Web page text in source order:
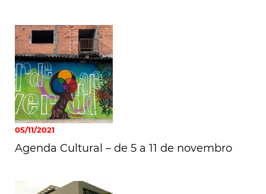
05/11/2021
Agenda Cultural – de 5 a 11 de novembro